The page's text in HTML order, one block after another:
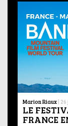
Marion Riaux |
LE
FRANCE